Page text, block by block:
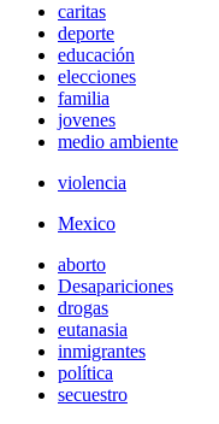
caritas
deporte
educación
elecciones
familia
jovenes
medio ambiente
violencia
Mexico
aborto
Desapariciones
drogas
eutanasia
inmigrantes
política
secuestro